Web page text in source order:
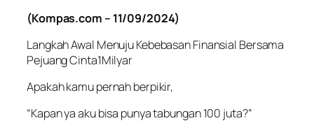
(Kompas.com – 11/09/2024)
Langkah Awal Menuju Kebebasan Finansial Bersama
Pejuang Cinta1Milyar
Apakah kamu pernah berpikir,
“Kapan ya aku bisa punya tabungan 100 juta?”